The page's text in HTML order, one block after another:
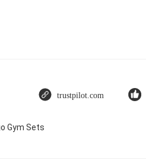
trustpilot.com
Gym Sets